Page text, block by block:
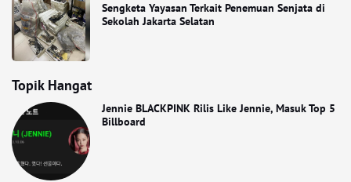
Sengketa Yayasan Terkait Penemuan Senjata di
Sekolah Jakarta Selatan
Topik Hangat
Jennie BLACKPINK Rilis Like Jennie, Masuk Top 5
Billboard